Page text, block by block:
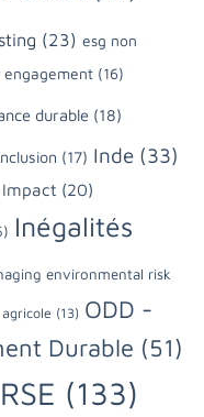
(23) esg non
engagement (16)
durable (18)
(17) Inde (33)
(20)
Inégalités
environmental risk
(13) ODD -
Durable (51)
RSE (133)